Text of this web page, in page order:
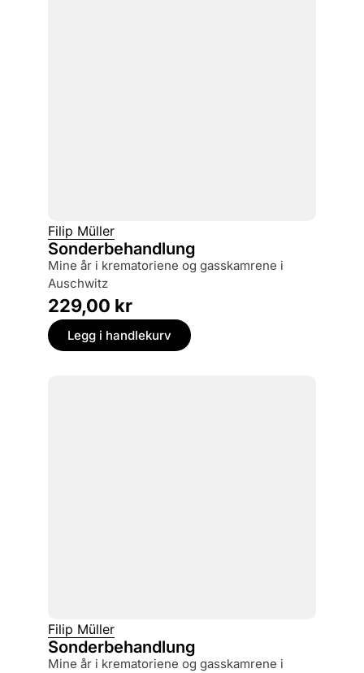
Filip Müller
Sonderbehandlung
mine år i krematoriene og gasskamrene i
Auschwitz
229,00 kr
Legg i handlekurv
Filip Müller
Sonderbehandlung
mine år i krematoriene og gasskamrene i